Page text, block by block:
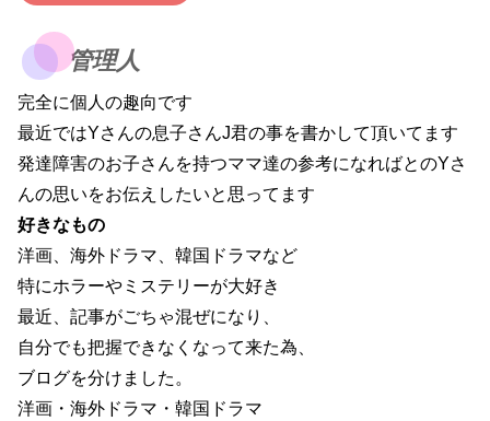
管理人
完全に個人の趣向です
最近ではYさんの息子さんJ君の事を書かして頂いてます
発達障害のお子さんを持つママ達の参考になればとのYさ
んの思いをお伝えしたいと思ってます
好きなもの
洋画、海外ドラマ、韓国ドラマなど
特にホラーやミステリーが大好き
最近、記事がごちゃ混ぜになり、
自分でも把握できなくなって来た為、
ブログを分けました。
洋画・海外ドラマ・韓国ドラマ